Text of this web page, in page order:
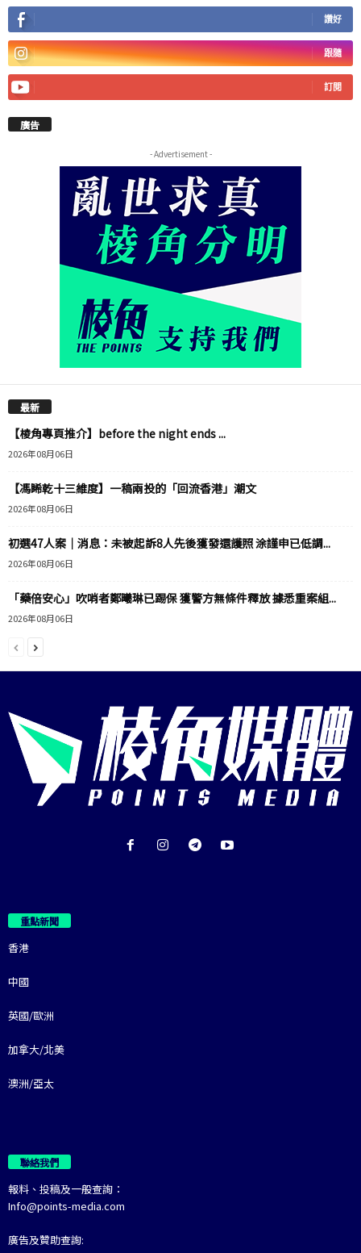
讚好
跟隨
訂閱
廣告
- Advertisement -
最新
【棱角專頁推介】before the night ends ...
2026年08月06日
【馮睎乾十三維度】一稿兩投的「回流香港」潮文
2026年08月06日
初選47人案｜消息：未被起訴8人先後獲發還護照 涂謹申已低調...
2026年08月06日
「藥倍安心」吹哨者鄭曦琳已踢保 獲警方無條件釋放 據悉重案組...
2026年08月06日
重點新聞
香港
中國
英國/歐洲
加拿大/北美
澳洲/亞太
聯絡我們
報料、投稿及一般查詢：
Info@points-media.com
廣告及贊助查詢: